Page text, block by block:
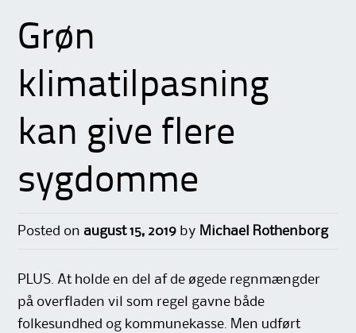
Grøn
klimatilpasning
kan give flere
sygdomme
Posted on august 15, 2019 by Michael Rothenborg
PLUS. At holde en del af de øgede regnmængder
på overfladen vil som regel gavne både
folkesundhed og kommunekasse. Men udført